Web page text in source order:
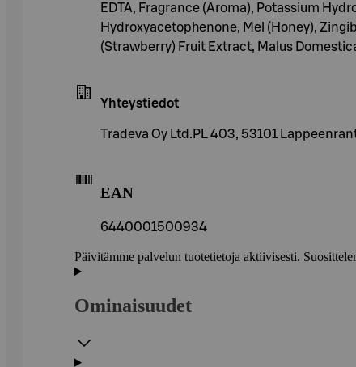
EDTA, Fragrance (Aroma), Potassium
Hydroxyacetophenone, Mel (Honey),
(Strawberry) Fruit Extract, Malus
Yhteystiedot
Tradeva Oy Ltd.PL 403, 53101
EAN
6440001500934
Päivitämme palvelun tuotetietoja aktiivisesti.
Ominaisuudet